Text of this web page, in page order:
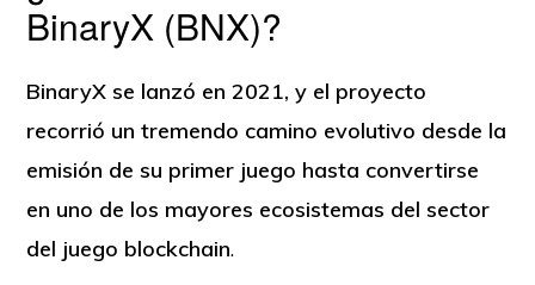
BinaryX (BNX)?
BinaryX se lanzó en 2021, y el proyecto
recorrió un tremendo camino evolutivo desde la
emisión de su primer juego hasta convertirse
en uno de los mayores ecosistemas del sector
del juego blockchain.